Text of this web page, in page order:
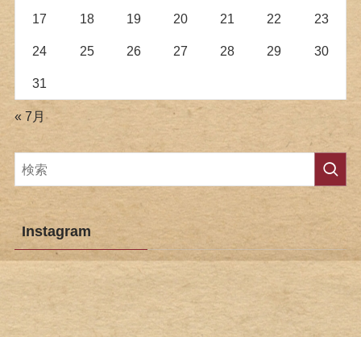
17 18 19 20 21 22 23
24 25 26 27 28 29 30
31
« 7月
Instagram